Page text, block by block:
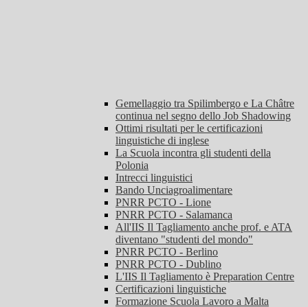
Gemellaggio tra Spilimbergo e La Châtre
continua nel segno dello Job Shadowing
Ottimi risultati per le certificazioni
linguistiche di inglese
La Scuola incontra gli studenti della
Polonia
Intrecci linguistici
Bando Unciagroalimentare
PNRR PCTO - Lione
PNRR PCTO - Salamanca
All'IIS Il Tagliamento anche prof. e ATA
diventano "studenti del mondo"
PNRR PCTO - Berlino
PNRR PCTO - Dublino
L'IIS Il Tagliamento è Preparation Centre
Certificazioni linguistiche
Formazione Scuola Lavoro a Malta